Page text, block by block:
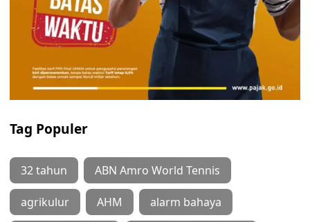
Tag Populer
32 tahun ABN Amro World Tennis
agrikulur AHM alarm bahaya